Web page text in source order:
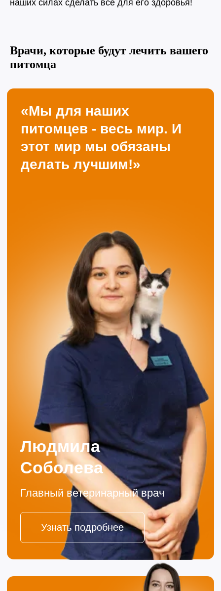
наших силах сделать все для его здоровья!
Врачи, которые будут лечить вашего
питомца
5.0 4.9
Записаться на приём
Ваше Имя
Ваш телефон
Комментарий
Если ваш любимец заболел, не теряйте время.
Запишитесь на прием без очередей или позвоните!